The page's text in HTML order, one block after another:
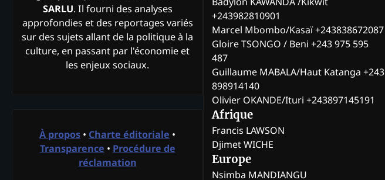
SARLU. Il fourni des analyses
approfondies et des reportages variés
sur des sujets allant de la politique à la
culture, en passant par l'économie et
les enjeux sociaux.
À propos • Charte éditoriale •
Transparence • Procédure de
réclamation
+243982810901
Marcel Mbombo/Kasaï +243838672087
Gloire TSONGO / Beni +243 975 595
487
Guillaume MABALA/Haut Katanga +243
898914140
Olivier OKANDE/Ituri +243897145191
Afrique
Francis LAWSON
Djimet WICHE
Europe
Nsimba MANDIANGU